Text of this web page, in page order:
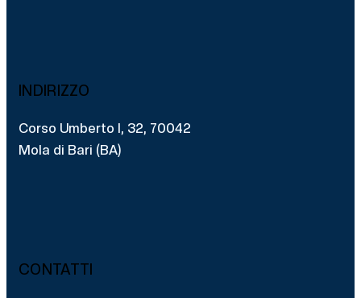
INDIRIZZO
Corso Umberto I, 32, 70042
Mola di Bari (BA)
CONTATTI